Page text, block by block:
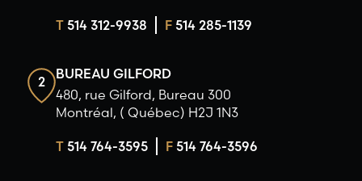
T514 312-9938 F514 285-1139
2
BUREAU GILFORD
480, rue Gilford, Bureau 300
Montréal, ( Québec) H2J 1N3
T514 764-3595 F514 764-3596